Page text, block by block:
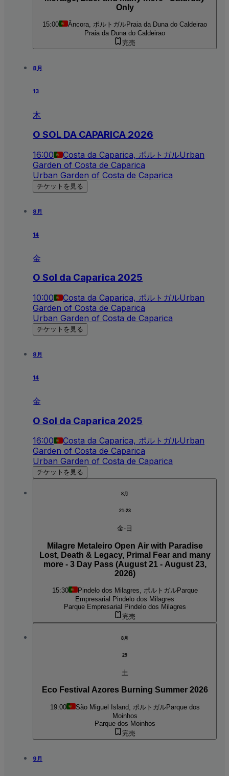
Only
15:00 Âncora, ポルトガルPraia da Duna do Caldeirao
Praia da Duna do Caldeirao
完売
8月
13
木
O SOL DA CAPARICA 2026
16:00 Costa da Caparica, ポルトガルUrban
Garden of Costa de Caparica
Urban Garden of Costa de Caparica
チケットを見る
8月
14
金
O Sol da Caparica 2025
10:00 Costa da Caparica, ポルトガルUrban
Garden of Costa de Caparica
Urban Garden of Costa de Caparica
チケットを見る
8月
14
金
O Sol da Caparica 2025
16:00 Costa da Caparica, ポルトガルUrban
Garden of Costa de Caparica
Urban Garden of Costa de Caparica
チケットを見る
8月
21-23
金-日
Milagre Metaleiro Open Air with Paradise
Lost, Death & Legacy, Primal Fear and many
more - 3 Day Pass (August 21 - August 23,
2026)
15:30 Pindelo dos Milagres, ポルトガルParque
Empresarial Pindelo dos Milagres
Parque Empresarial Pindelo dos Milagres
完売
8月
29
土
Eco Festival Azores Burning Summer 2026
19:00 São Miguel Island, ポルトガルParque dos
Moinhos
Parque dos Moinhos
完売
9月